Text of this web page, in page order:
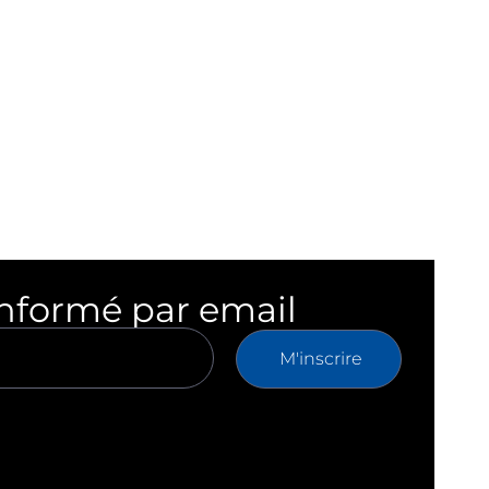
par email
M'inscrire